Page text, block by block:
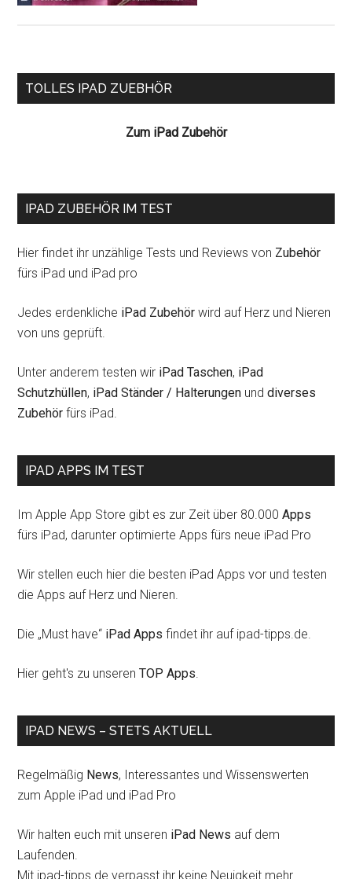
zur
Seitenspalte
TOLLES IPAD ZUEBHÖR
Zum iPad Zubehör
IPAD ZUBEHÖR IM TEST
Hier findet ihr unzählige Tests und Reviews von Zubehör
fürs iPad und iPad pro
Jedes erdenkliche iPad Zubehör wird auf Herz und Nieren
von uns geprüft.
Unter anderem testen wir iPad Taschen, iPad
Schutzhüllen, iPad Ständer / Halterungen unddiverses
Zubehör fürs iPad.
IPAD APPS IM TEST
Im Apple App Store gibt es zur Zeit über 80.000Apps
fürs iPad, darunter optimierte Apps fürs neue iPad Pro
Wir stellen euch hier die besten iPad Apps vor und testen
die Apps auf Herz und Nieren.
Die „Must have“ iPad Apps findet ihr auf ipad-tipps.de.
Hier geht's zu unserenTOP Apps.
IPAD NEWS – STETS AKTUELL
Regelmäßig News, Interessantes und Wissenswerten
zum Apple iPad und iPad Pro
Wir halten euch mit unseren iPad News auf dem
Laufenden.
Mit ipad-tipps.de verpasst ihr keine Neuigkeit mehr.